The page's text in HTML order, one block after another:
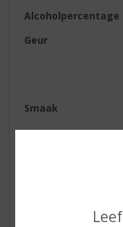
Alcoholpercentage
Geur
Smaak